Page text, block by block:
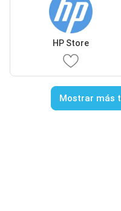
HP Store
Mostrar más